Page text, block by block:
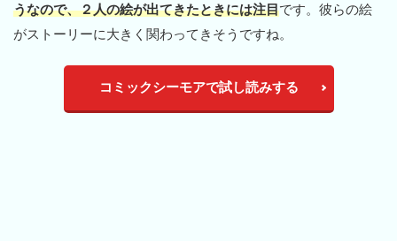
うなので、２人の絵が出てきたときには注目です。彼らの絵
がストーリーに大きく関わってきそうですね。
コミックシーモアで試し読みする